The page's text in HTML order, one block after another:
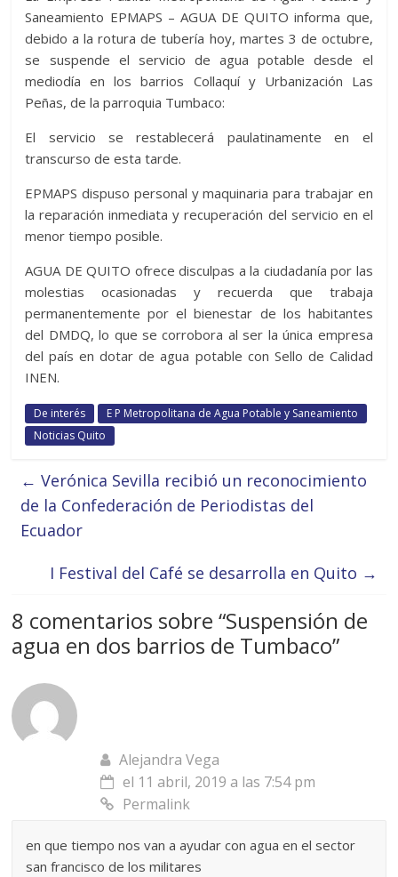
Saneamiento EPMAPS – AGUA DE QUITO informa que,
debido a la rotura de tubería hoy, martes 3 de octubre,
se suspende el servicio de agua potable desde el
mediodía en los barrios Collaquí y Urbanización Las
Peñas, de la parroquia Tumbaco:
El servicio se restablecerá paulatinamente en el
transcurso de esta tarde.
EPMAPS dispuso personal y maquinaria para trabajar en
la reparación inmediata y recuperación del servicio en el
menor tiempo posible.
AGUA DE QUITO ofrece disculpas a la ciudadanía por las
molestias ocasionadas y recuerda que trabaja
permanentemente por el bienestar de los habitantes
del DMDQ, lo que se corrobora al ser la única empresa
del país en dotar de agua potable con Sello de Calidad
INEN.
De interés
E P Metropolitana de Agua Potable y Saneamiento
Noticias Quito
← Verónica Sevilla recibió un reconocimiento
de la Confederación de Periodistas del
Ecuador
I Festival del Café se desarrolla en Quito →
8 comentarios sobre “Suspensión de
agua en dos barrios de Tumbaco”
Alejandra Vega
el 11 abril, 2019 a las 7:54 pm
Permalink
en que tiempo nos van a ayudar con agua en el sector
san francisco de los militares